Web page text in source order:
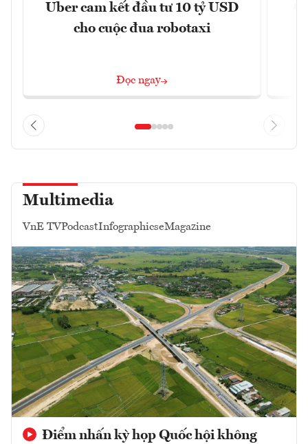
Uber cam kết đầu tư 10 tỷ USD
cho cuộc đua robotaxi
Đọc ngay
Multimedia
VnE TVPodcastInfographicseMagazine
Điểm nhấn kỳ họp Quốc hội không